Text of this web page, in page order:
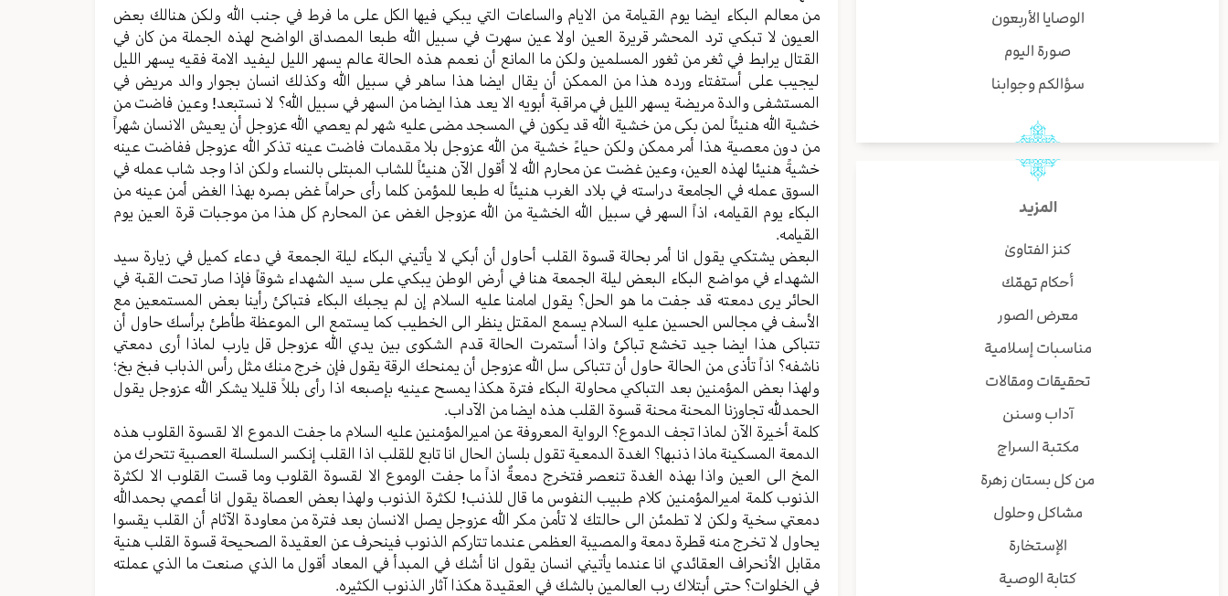
الوصايا الأربعون
صورة اليوم
سؤالكم وجوابنا
المزيد
كنز الفتاوىٰ
أحكام تهمّك
معرض الصور
مناسبات إسلامية
تحقيقات ومقالات
آداب وسنن
مكتبة السراج
من كل بستان زهرة
مشاكل وحلول
الإستخارة
كتابة الوصية
من معالم البكاء ایضا یوم القیامة من الایام والساعات التي يبكي فيها الکل علی ما فرط في جنب الله ولکن هنالك بعض
العیون لا تبکي ترد المحشر قریرة العین اولا عین سهرت في سبیل الله طبعا المصداق الواضح لهذه الجملة من کان في
القتال یرابط في ثغر من ثغور المسلمین ولکن ما المانع أن نعمم هذه الحالة عالم یسهر اللیل لیفید الامة فقیه یسهر اللیل
لیجیب علی أستفتاء ورده هذا من الممکن أن یقال ایضا هذا ساهر في سبیل الله وکذلك انسان بجوار والد مریض في
المستشفی والدة مریضة یسهر اللیل في مراقبة أبویه الا یعد هذا ایضا من السهر في سبیل الله؟ لا نستبعد! وعین فاضت من
خشیة الله هنیئاً لمن بکی من خشیة الله قد یکون في المسجد مضی علیه شهر لم یعصي الله عزوجل أن یعیش الانسان شهراً
من دون معصیة هذا أمر ممکن ولکن حیاءً خشیة من الله عزوجل بلا مقدمات فاضت عینه تذکر الله عزوجل ففاضت عینه
خشیةً هنیئا لهذه العین، وعین غضت عن محارم الله لا أقول الآن هنیئاً للشاب المبتلی بالنساء ولکن اذا وجد شاب عمله في
السوق عمله في الجامعة دراسته في بلاد الغرب هنیئاً له طبعا للمؤمن کلما رأى حراماً غض بصره بهذا الغض أمن عینه من
البکاء یوم القیامه، اذاً السهر في سبیل الله الخشیة من الله عزوجل الغض عن المحارم کل هذا من موجبات قرة العین یوم
القیامه.
البعض یشتکي یقول انا أمر بحالة قسوة القلب أحاول أن أبكي لا يأتيني البکاء لیلة الجمعة في دعاء کمیل في زیارة سید
الشهداء في مواضع البکاء البعض لیلة الجمعة هنا في أرض الوطن یبکي علی سید الشهداء شوقاً فإذا صار تحت القبة في
الحائر یری دمعته قد جفت ما هو الحل؟ یقول امامنا علیه السلام إن لم یجبك البکاء فتباکئ رأینا بعض المستمعین مع
الأسف في مجالس الحسین علیه السلام یسمع المقتل ینظر الی الخطیب کما یستمع الی الموعظة طأطئ برأسك حاول أن
تتباکی هذا ایضا جید تخشع تباکئ واذا أستمرت الحالة قدم الشکوی بین یدي الله عزوجل قل یارب لماذا أری دمعتي
ناشفه؟ اذاً تأذی من الحالة حاول أن تتباکی سل الله عزوجل أن یمنحك الرقة یقول فإن خرج منك مثل رأس الذباب فبخ بخ؛
ولهذا بعض المؤمنین بعد التباکي محاولة البکاء فترة هکذا یمسح عینیه بإصبعه اذا رأى بللاً قلیلا یشکر الله عزوجل یقول
الحمدلله تجاوزنا المحنة محنة قسوة القلب هذه ایضا من الآداب.
کلمة أخیرة الآن لماذا تجف الدموع؟ الروایة المعروفة عن امیرالمؤمنین علیه السلام ما جفت الدموع الا لقسوة القلوب هذه
الدمعة المسکینة ماذا ذنبها؟ الغدة الدمعية تقول بلسان الحال انا تابع للقلب اذا القلب إنکسر السلسلة العصبیة تتحرك من
المخ الی العین واذا بهذه الغدة تنعصر فتخرج دمعةٌ اذاً ما جفت الوموع الا لقسوة القلوب وما قست القلوب الا لکثرة
الذنوب کلمة امیرالمؤمنین کلام طبیب النفوس ما قال للذنب! لکثرة الذنوب ولهذا بعض العصاة یقول انا أعصي بحمدالله
دمعتي سخیة ولکن لا تطمئن الی حالتك لا تأمن مکر الله عزوجل یصل الانسان بعد فترة من معاودة الآثام أن القلب یقسوا
یحاول لا تخرج منه قطرة دمعة والمصیبة العظمی عندما تتارکم الذنوب فینحرف عن العقیدة الصحیحة قسوة القلب هنیة
مقابل الأنحراف العقائدي انا عندما یأتيني انسان یقول انا أشك في المبدأ في المعاد أقول ما الذي صنعت ما الذي عملته
في الخلوات؟ حتی أبتلاك رب العالمین بالشك في العقیدة هکذا آثار الذنوب الکثیره.